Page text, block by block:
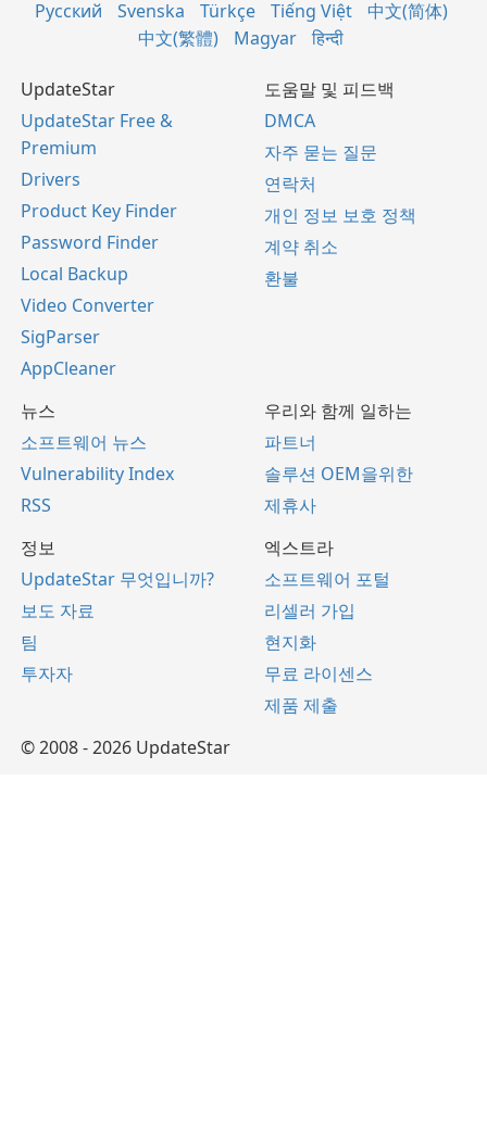
Русский Svenska Türkçe Tiếng Việt
中文(简体)
中文(繁體)
Magyar हिन्दी
UpdateStar
UpdateStar Free &
Premium
Drivers
Product Key Finder
Password Finder
Local Backup
Video Converter
SigParser
AppCleaner
도움말 및 피드백
DMCA
자주 묻는 질문
연락처
개인 정보 보호 정책
계약 취소
환불
뉴스
소프트웨어 뉴스
Vulnerability Index
RSS
우리와 함께 일하는
파트너
솔루션 OEM을위한
제휴사
정보
UpdateStar 무엇입니까?
보도 자료
팀
투자자
엑스트라
소프트웨어 포털
리셀러 가입
현지화
무료 라이센스
제품 제출
© 2008 - 2026 UpdateStar